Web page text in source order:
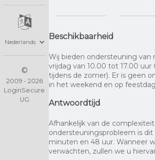
©
2009 - 2026
LoginSecure
UG
Beschikbaarheid
Wij bieden ondersteuning
vrijdag van 10.00 tot 17.00 uur
tijdens de zomer). Er is geen
in het weekend en op
Antwoordtijd
Afhankelijk van de
ondersteuningsprobleem is
minuten en 48 uur. Wanneer
verwachten, zullen we u